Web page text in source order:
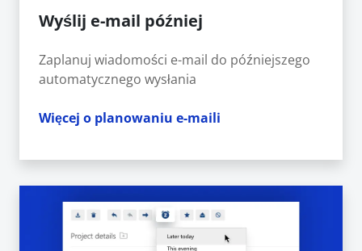
Wyślij e-mail później
Zaplanuj wiadomości e-mail do późniejszego
automatycznego wysłania
Więcej o planowaniu e-maili